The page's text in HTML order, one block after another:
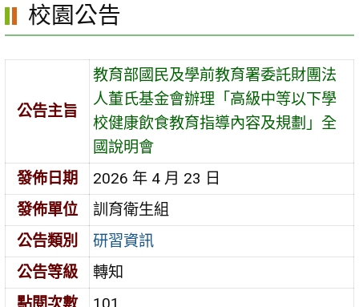
校園公告
公告主旨
教育部國民及學前教育署委託財團法
人董氏基金會辦理「高級中等以下學
校健康飲食教育指導內容及規劃」全
國說明會
發佈日期
2026 年 4 月 23 日
發佈單位
訓育衛生組
公告類別
研習資訊
公告等級
轉知